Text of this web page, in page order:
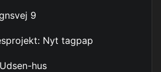
9
Nyt tagpap
hus